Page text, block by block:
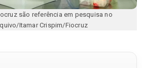
são referência em pesquisa no
Itamar Crispim/Fiocruz